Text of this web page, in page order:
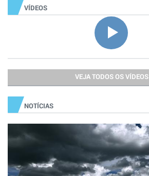
VÍDEOS
VEJA TODOS OS VÍDEOS
NOTÍCIAS